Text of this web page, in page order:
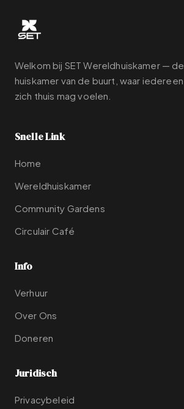
Welkom bij SET Wereldhuiskamer — de
huiskamer van de buurt, waar iedereen
zich thuis mag voelen.
Snelle Link
Home
Wereldhuiskamer
Community Gardens
Circulair Café
Info
Verhuur
Over Ons
Doneren
Juridisch
Privacybeleid